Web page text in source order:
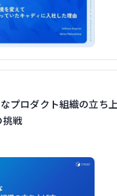
プロダクト組織の立ち
挑戦